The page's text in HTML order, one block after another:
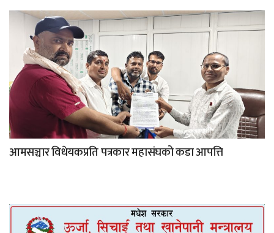
आमसञ्चार विधेयकप्रति पत्रकार महासंघको कडा आपत्ति